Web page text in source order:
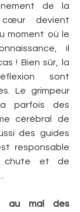
de la
devient
moment où le
il
! Bien sûr, la
sont
Le grimpeur
parfois des
cérébral de
des guides
responsable
chute et de
au mal des